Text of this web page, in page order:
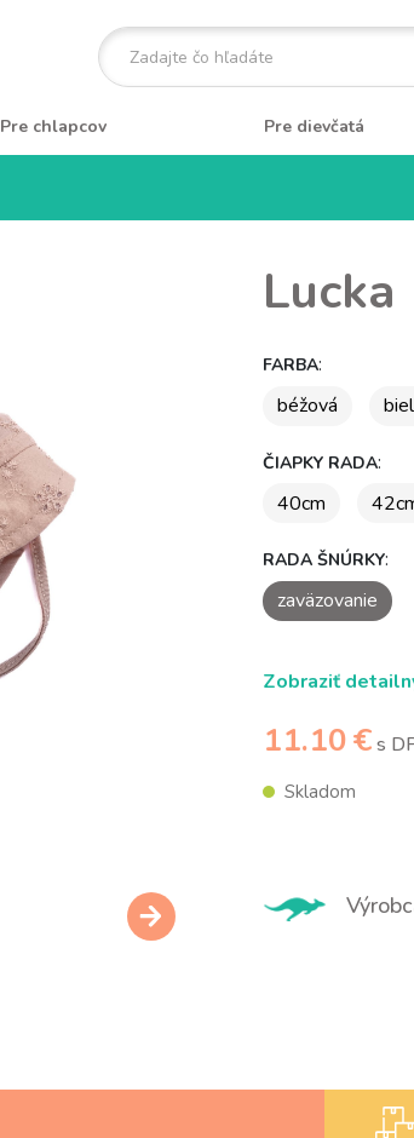
Pre chlapcov Pre dievčatá
Lucka
FARBA:
béžová
ČIAPKY RADA:
40cm
RADA ŠNÚRKY:
zaväzovanie
Zobraziť
11.10 € s
Skladom